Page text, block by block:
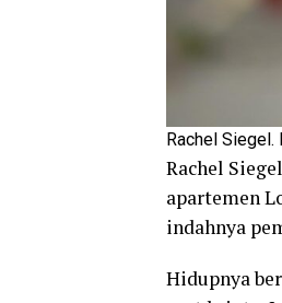
Rachel Siegel.
Rachel
apartemen
indahnya
Hidupnya